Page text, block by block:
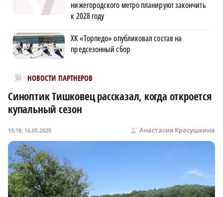
нижегородского метро планируют закончить
к 2028 году
ХК «Торпедо» опубликовал состав на
предсезонный сбор
НОВОСТИ ПАРТНЕРОВ
Новости МирТесен
Синоптик Тишковец рассказал, когда откроется
купальный сезон
Анастасия Красушкина
15:18, 16.05.2025